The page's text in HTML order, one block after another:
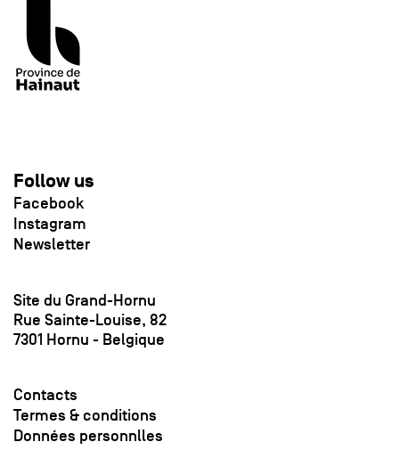
Follow us
Facebook
Instagram
Newsletter
Site du Grand-Hornu
Rue Sainte-Louise, 82
7301 Hornu - Belgique
Contacts
Termes & conditions
Données personnlles